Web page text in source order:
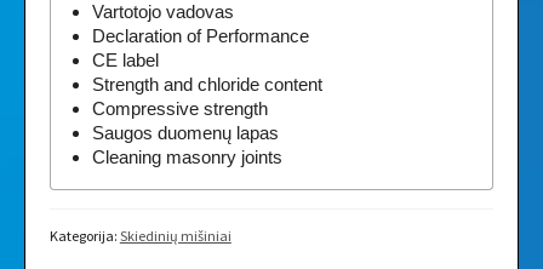
Vartotojo vadovas
Declaration of Performance
CE label
Strength and chloride content
Compressive strength
Saugos duomenų lapas
Cleaning masonry joints
Kategorija: Skiedinių mišiniai